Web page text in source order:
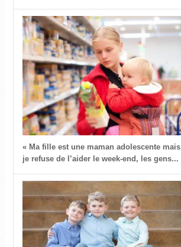
« Ma fille est une maman adolescente mais
je refuse de l’aider le week-end, les gens...